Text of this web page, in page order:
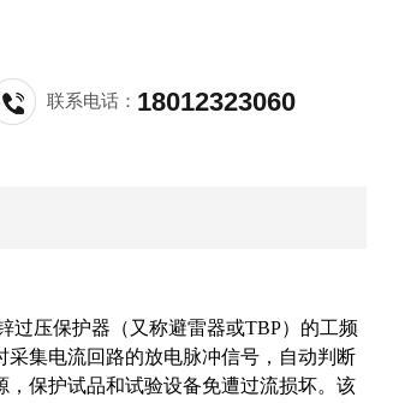
联系电话： 18012323060
过压保护器（又称避雷器或TBP）的工频
集电流回路的放电脉冲信号，自动判断
保护试品和试验设备免遭过流损坏。该